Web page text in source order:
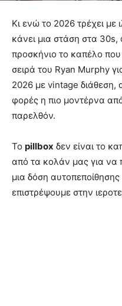
Κι ενώ το 2026 τρέχει με
κάνει μια στάση στα
προσκήνιο το καπέλο
σειρά του Ryan Murphy
2026 με vintage διάθεση,
φορές η πιο μοντέρνα
παρελθόν.
Το pillbox δεν είναι το
από τα κολάν μας για να
μια δόση αυτοπεποίθησης
επιστρέψουμε στην